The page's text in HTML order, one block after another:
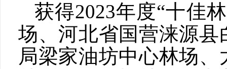
获得2023年度“十佳
场、河北省国营涞源
局梁家油坊中心林场